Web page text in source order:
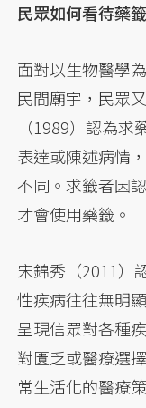
民眾如何看待藥
面對以生物醫學
民間廟宇，民眾
（1989）認為
表達或陳述病情
不同。求籤者因
才會使用藥籤。
宋錦秀（2011）
性疾病往往無明
呈現信眾對各種
對匱乏或醫療選
常生活化的醫療